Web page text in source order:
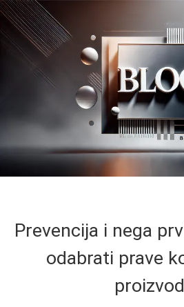
Prevencija i nega
odabrati prave